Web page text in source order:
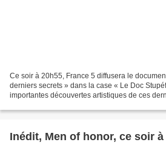
Ce soir à 20h55, France 5 diffusera le
derniers secrets » dans la case « Le Doc
importantes découvertes artistiques de ces
Inédit, Men of honor, ce soir à